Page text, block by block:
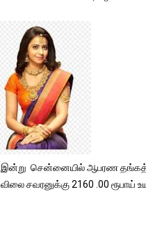
இன்று சென்னையில் ஆபரண
விலை சவரனுக்கு 2160 .00 ரூபாய்